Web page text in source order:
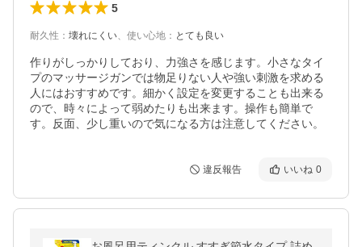
5
耐久性 ： 壊れにくい、 使い心地 ： とても良い
作りがしっかりしており、力強さを感じます。小さなタイ
プのマッサージガンでは物足りない人や強い刺激を求める
人にはおすすめです。細かく設定を変更することも出来る
ので、時々によって弱めたりも出来ます。操作も簡単で
す。反面、少し重いので気になる方は注意してください。
違反報告 いいね 0